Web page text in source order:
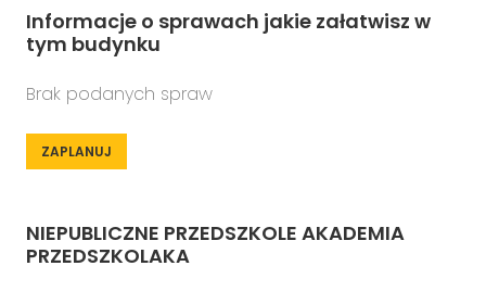
Informacje o sprawach jakie załatwisz w
tym budynku
Brak podanych spraw
ZAPLANUJ
NIEPUBLICZNE PRZEDSZKOLE AKADEMIA
PRZEDSZKOLAKA